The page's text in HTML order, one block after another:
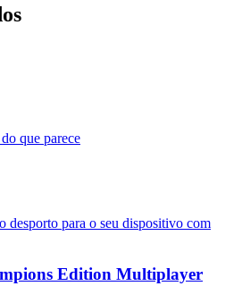
Edition Multiplayer